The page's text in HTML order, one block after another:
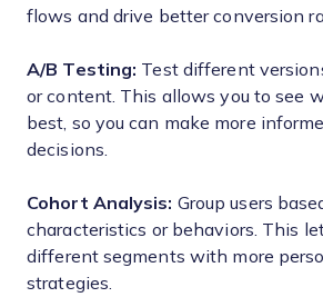
flows and drive better conversion
A/B Testing: Test different
or content. This allows you to see
best, so you can make more
decisions.
Cohort Analysis: Group users
characteristics or behaviors. This
different segments with more
strategies.